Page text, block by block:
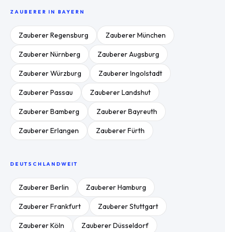
ZAUBERER IN BAYERN
ZaubererRegensburg ZaubererMünchen
ZaubererNürnberg ZaubererAugsburg
ZaubererWürzburg ZaubererIngolstadt
ZaubererPassau ZaubererLandshut
ZaubererBamberg ZaubererBayreuth
ZaubererErlangen ZaubererFürth
DEUTSCHLANDWEIT
ZaubererBerlin ZaubererHamburg
ZaubererFrankfurt ZaubererStuttgart
ZaubererKöln ZaubererDüsseldorf